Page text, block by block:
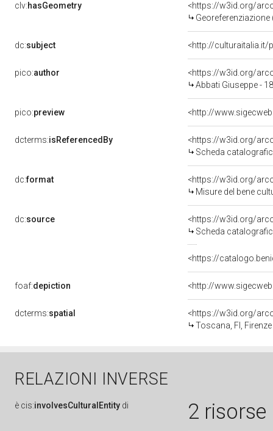
clv:hasGeometry
<https://w3id.org/
dc:subject <http://culturaitalia.it/
pico:author
<https://w3id.org/
Abbati Giuseppe -
pico:preview <http://
dcterms:isReferencedBy
<https://w3id.org/
Scheda
dc:format
<https://w3id.org/
Misure del bene
dc:source
<https://w3id.org/
Scheda
<https://
foaf:depiction <http://
dcterms:spatial
<https://w3id.org/
Toscana, FI, Firenze
RELAZIONI INVERSE
è cis:involvesCulturalEntity di 2 risorse